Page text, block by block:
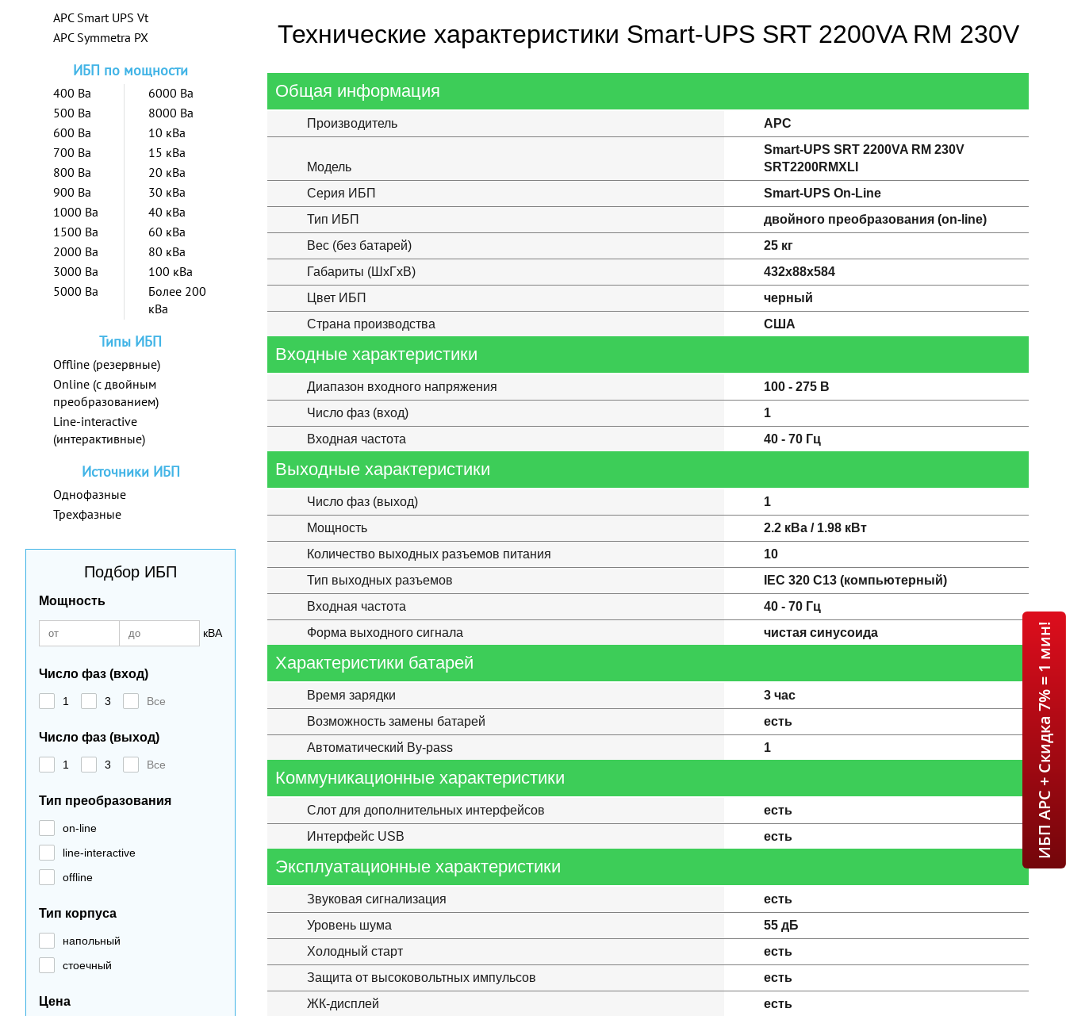
APC Smart UPS Vt
APC Symmetra PX
ИБП по мощности
400 Ва
6000 Ва
500 Ва
8000 Ва
600 Ва
10 кВа
700 Ва
15 кВа
800 Ва
20 кВа
900 Ва
30 кВа
1000 Ва
40 кВа
1500 Ва
60 кВа
2000 Ва
80 кВа
3000 Ва
100 кВа
5000 Ва
Более 200
кВа
Типы ИБП
Offline (резервные)
Online (с двойным
преобразованием)
Line-interactive
(интерактивные)
Источники ИБП
Однофазные
Трехфазные
Подбор ИБП
Мощность
кВА
Число фаз (вход)
1 3 Все
Число фаз (выход)
1 3 Все
Тип преобразования
on-line
line-interactive
offline
Тип корпуса
напольный
стоечный
Цена
Технические характеристики Smart-UPS SRT 2200VA RM 230V
Общая информация
Производитель APC
Модель
Smart-UPS SRT 2200VA RM 230V
SRT2200RMXLI
Серия ИБП
Smart-UPS On-Line
Тип ИБП
двойного преобразования (on-line)
Вес (без батарей)
25 кг
Габариты (ШхГхВ)
432x88x584
Цвет ИБП
черный
Страна производства
США
Входные характеристики
Диапазон входного напряжения
100 - 275 В
Число фаз (вход)
1
Входная частота
40 - 70 Гц
Выходные характеристики
Число фаз (выход)
1
Мощность
2.2 кВа / 1.98 кВт
Количество выходных разъемов питания
10
Тип выходных разъемов
IEC 320 C13 (компьютерный)
Входная частота
40 - 70 Гц
Форма выходного сигнала
чистая синусоида
Характеристики батарей
Время зарядки
3 час
Возможность замены батарей
есть
Автоматический By-pass
1
Коммуникационные характеристики
Слот для дополнительных интерфейсов
есть
Интерфейс USB
есть
Эксплуатационные характеристики
Звуковая сигнализация
есть
Уровень шума
55 дБ
Холодный старт
есть
Защита от высоковольтных импульсов
есть
ЖК-дисплей
есть
ИБП APC + Скидка 7% = 1 мин!